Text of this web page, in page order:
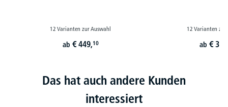
12 Varianten zur Auswahl
ab € 449,10
12 Varianten zur
ab €
Das hat auch andere Kunden
interessiert